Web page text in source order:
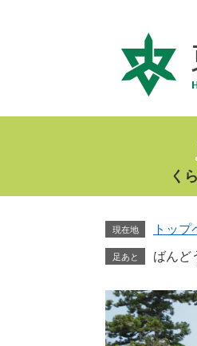
文
く
現在地 トップ
足あと ばんど